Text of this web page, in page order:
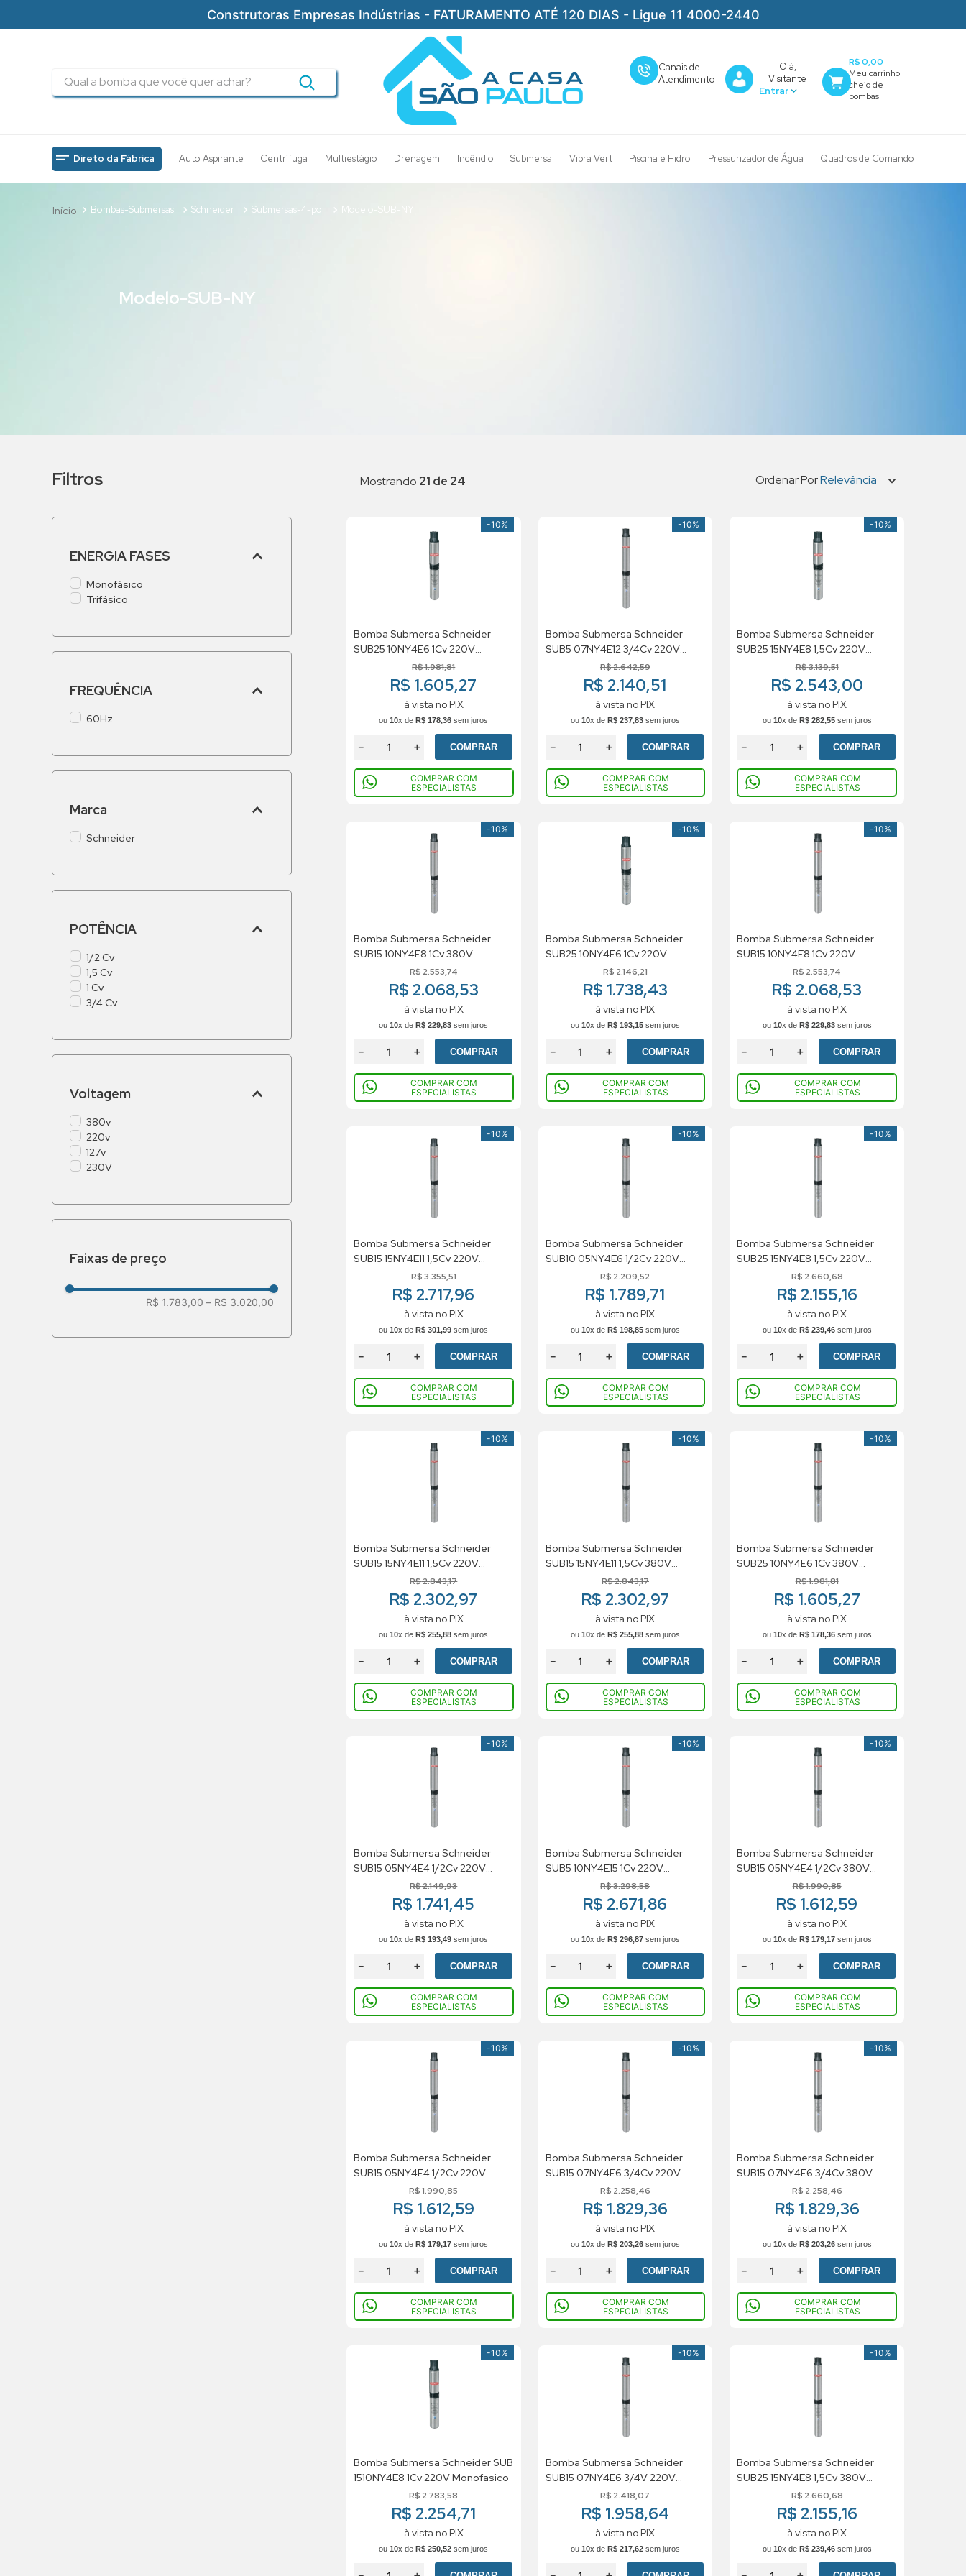
Construtoras Empresas Indústrias - FATURAMENTO ATÉ 120 DIAS - Ligue 11 4000-2440
Canais de
Atendimento
Olá,
Visitante
R$ 0,00
Direto da Fábrica Auto Aspirante Centrífuga Multiestágio Drenagem Incêndio Submersa Vibra Vert Piscina e Hidro Pressurizador de Água Quadros de Comando
Bombas-Submersas Schneider Submersas-4-pol Modelo-SUB-NY
Modelo-SUB-NY
Filtros Mostrando 21 de 24 Ordenar PorRelevância
ENERGIA FASES
Monofásico
Trifásico
FREQUÊNCIA
60Hz
Marca
Schneider
POTÊNCIA
1/2 Cv
1,5 Cv
1 Cv
3/4 Cv
Voltagem
380v
220v
127v
230V
Faixas de preço
R$ 1.783,00 – R$ 3.020,00
-10%
Bomba Submersa Schneider
SUB25 10NY4E6 1Cv 220V
R$1.981,81
R$ 1.605,27
à vista no PIX
ou10x de R$ 178,36 sem juros
＋
－ COMPRAR
COMPRAR COM
ESPECIALISTAS
-10%
Bomba Submersa Schneider
SUB5 07NY4E12 3/4Cv 220V
MonofasicoR$2.642,59
R$ 2.140,51
à vista no PIX
ou 10x de R$ 237,83sem juros
＋
－ COMPRAR
COMPRAR COM
ESPECIALISTAS
-10%
Bomba Submersa Schneider
SUB25 15NY4E8 1,5Cv 220V
R$3.139,51
R$ 2.543,00
à vista no PIX
ou 10x de R$ 282,55sem juros
＋
－ COMPRAR
COMPRAR COM
ESPECIALISTAS
-10%
Bomba Submersa Schneider
SUB15 10NY4E8 1Cv 380V
R$2.553,74
R$ 2.068,53
à vista no PIX
ou10x de R$ 229,83 sem juros
＋
－ COMPRAR
COMPRAR COM
ESPECIALISTAS
-10%
Bomba Submersa Schneider
SUB25 10NY4E6 1Cv 220V
R$2.146,21
R$ 1.738,43
à vista no PIX
ou 10x de R$ 193,15sem juros
＋
－ COMPRAR
COMPRAR COM
ESPECIALISTAS
-10%
Bomba Submersa Schneider
SUB15 10NY4E8 1Cv 220V
R$2.553,74
R$ 2.068,53
à vista no PIX
ou 10x de R$ 229,83sem juros
＋
－ COMPRAR
COMPRAR COM
ESPECIALISTAS
-10%
Bomba Submersa Schneider
SUB15 15NY4E11 1,5Cv 220V
R$3.355,51
R$ 2.717,96
à vista no PIX
ou10x de R$ 301,99 sem juros
＋
－ COMPRAR
COMPRAR COM
ESPECIALISTAS
-10%
Bomba Submersa Schneider
SUB10 05NY4E6 1/2Cv 220V
MonofasicoR$2.209,52
R$ 1.789,71
à vista no PIX
ou 10x de R$ 198,85sem juros
＋
－ COMPRAR
COMPRAR COM
ESPECIALISTAS
-10%
Bomba Submersa Schneider
SUB25 15NY4E8 1,5Cv 220V
R$2.660,68
R$ 2.155,16
à vista no PIX
ou 10x de R$ 239,46sem juros
＋
－ COMPRAR
COMPRAR COM
ESPECIALISTAS
-10%
Bomba Submersa Schneider
SUB15 15NY4E11 1,5Cv 220V
R$2.843,17
R$ 2.302,97
à vista no PIX
ou10x de R$ 255,88 sem juros
＋
－ COMPRAR
COMPRAR COM
ESPECIALISTAS
-10%
Bomba Submersa Schneider
SUB15 15NY4E11 1,5Cv 380V
R$2.843,17
R$ 2.302,97
à vista no PIX
ou 10x de R$ 255,88sem juros
＋
－ COMPRAR
COMPRAR COM
ESPECIALISTAS
-10%
Bomba Submersa Schneider
SUB25 10NY4E6 1Cv 380V
R$1.981,81
R$ 1.605,27
à vista no PIX
ou 10x de R$ 178,36sem juros
＋
－ COMPRAR
COMPRAR COM
ESPECIALISTAS
-10%
Bomba Submersa Schneider
SUB15 05NY4E4 1/2Cv 220V
MonofasicoR$2.149,93
R$ 1.741,45
à vista no PIX
ou10x de R$ 193,49 sem juros
＋
－ COMPRAR
COMPRAR COM
ESPECIALISTAS
-10%
Bomba Submersa Schneider
SUB5 10NY4E15 1Cv 220V
MonofasicoR$3.298,58
R$ 2.671,86
à vista no PIX
ou 10x de R$ 296,87sem juros
＋
－ COMPRAR
COMPRAR COM
ESPECIALISTAS
-10%
Bomba Submersa Schneider
SUB15 05NY4E4 1/2Cv 380V
R$1.990,85
R$ 1.612,59
à vista no PIX
ou 10x de R$ 179,17sem juros
＋
－ COMPRAR
COMPRAR COM
ESPECIALISTAS
-10%
Bomba Submersa Schneider
SUB15 05NY4E4 1/2Cv 220V
R$1.990,85
R$ 1.612,59
à vista no PIX
ou10x de R$ 179,17 sem juros
＋
－ COMPRAR
COMPRAR COM
ESPECIALISTAS
-10%
Bomba Submersa Schneider
SUB15 07NY4E6 3/4Cv 220V
R$2.258,46
R$ 1.829,36
à vista no PIX
ou 10x de R$ 203,26sem juros
＋
－ COMPRAR
COMPRAR COM
ESPECIALISTAS
-10%
Bomba Submersa Schneider
SUB15 07NY4E6 3/4Cv 380V
R$2.258,46
R$ 1.829,36
à vista no PIX
ou 10x de R$ 203,26sem juros
＋
－ COMPRAR
COMPRAR COM
ESPECIALISTAS
-10%
Bomba Submersa Schneider SUB
1510NY4E8 1Cv 220V Monofasico
R$2.783,58
R$ 2.254,71
à vista no PIX
ou10x de R$ 250,52 sem juros
-10%
Bomba Submersa Schneider
SUB15 07NY4E6 3/4V 220V
MonofasicoR$2.418,07
R$ 1.958,64
à vista no PIX
ou 10x de R$ 217,62sem juros
-10%
Bomba Submersa Schneider
SUB25 15NY4E8 1,5Cv 380V
R$2.660,68
R$ 2.155,16
à vista no PIX
ou 10x de R$ 239,46sem juros
drenagem
3º submersa